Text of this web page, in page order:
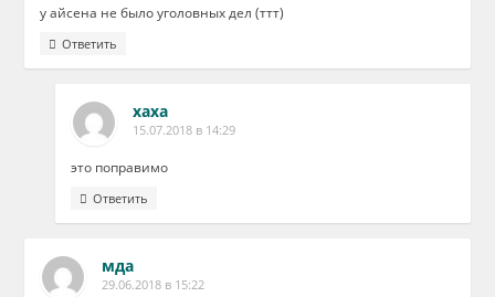
у айсена не было уголовных дел (ттт)
Ответить
хаха
15.07.2018 в 14:29
это поправимо
Ответить
мда
29.06.2018 в 15:22